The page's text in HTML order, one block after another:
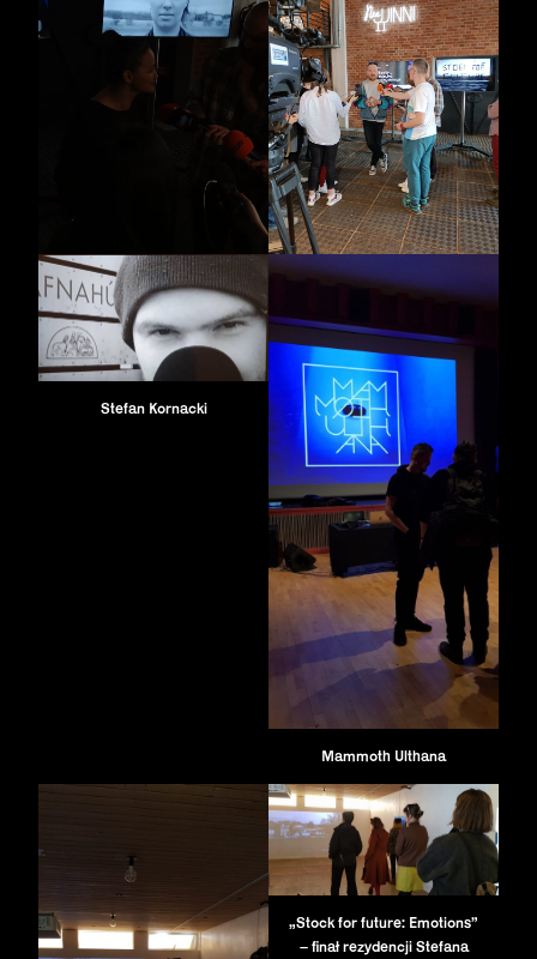
Stefan Kornacki
Mammoth Ulthana
„Stock for future: Emotions”
– finał rezydencji Stefana